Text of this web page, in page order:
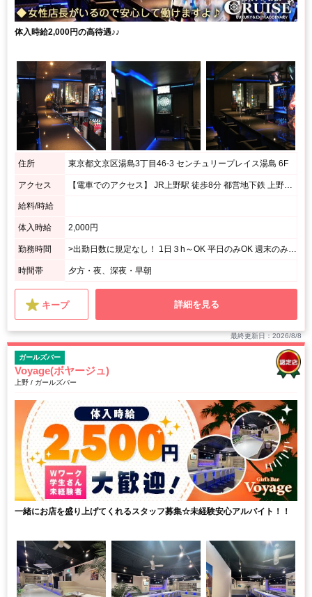
体入時給2,000円の高待遇♪♪
住所 東京都文京区湯島3丁目46-3 センチュリープレイス湯島 6F
アクセス 【電車でのアクセス】 JR上野駅 徒歩8分 都営地下鉄 上野御徒町駅/営団地下鉄 上野広小路駅 徒歩5分 JR御徒町駅 徒歩５分 東京メトロ千代田線湯島駅 2番出口徒歩30秒 【徒歩でのアクセス】 上野方面（仲町通り）から春日通り沿いをまっすぐきます。 すしざんまい湯島店が右側に見えますのでそちらのビルの６Fになります。 入り口はすしざんまいの角を右に入っていきます。
給料/時給
体入時給 2,000円
勤務時間 >出勤日数に規定なし！ 1日３h～OK 平日のみOK 週末のみOK
時間帯 夕方・夜、深夜・早朝
キープ 詳細を見る
最終更新日：2026/8/8
ガールズバー
Voyage(ボヤージュ)
上野 / ガールズバー
一緒にお店を盛り上げてくれるスタッフ募集☆未経験安心アルバイト！！